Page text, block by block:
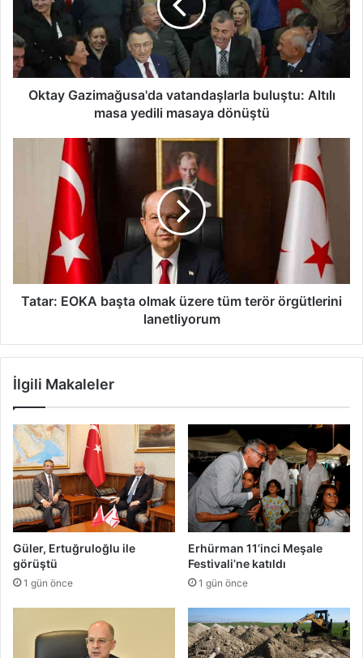
Altılı
yedili
masaya
dönüştü
Oktay Gazimağusa'da vatandaşlarla buluştu: Altılı
masa yedili masaya dönüştü
örgütlerini
lanetliyorum
Tatar: EOKA başta olmak üzere tüm terör örgütlerini
lanetliyorum
İlgili Makaleler
Güler, Ertuğruloğlu ile
görüştü
1 gün önce
Erhürman 11’inci Meşale
Festivali’ne katıldı
1 gün önce